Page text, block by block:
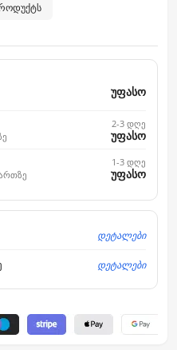
უფასო
2-3 დღე
უფასო
1-3 დღე
უფასო
დეტალები
დეტალები